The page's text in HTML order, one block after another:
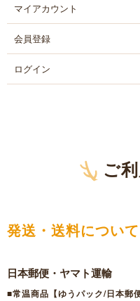
マイアカウント
会員登録
ログイン
ご
発送・送料について
日本郵便・ヤマト運輸
■常温商品【ゆうパック/日本郵便